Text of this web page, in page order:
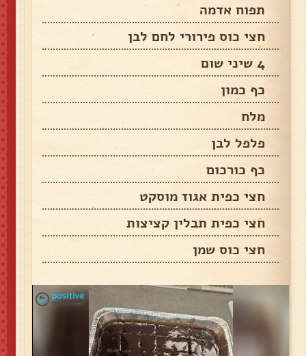
תפוח אדמה
חצי כוס פירורי לחם לבן
4 שיני שום
כף כמון
מלח
פלפל לבן
כף כורכום
חצי כפית אגוז מוסקט
חצי כפית תבלין קציצות
חצי כוס שמן